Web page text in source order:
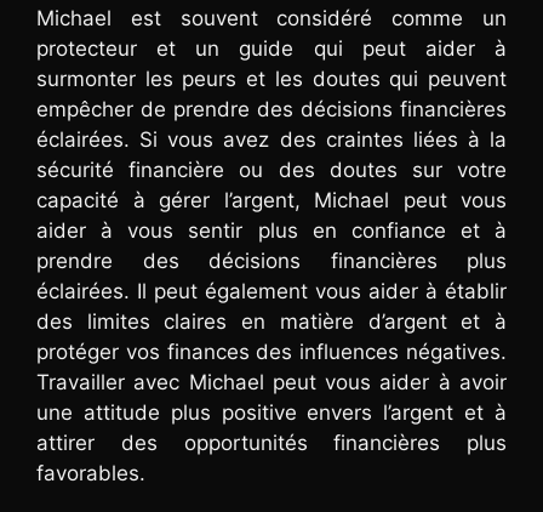
Michael est souvent considéré comme un
protecteur et un guide qui peut aider à
surmonter les peurs et les doutes qui peuvent
empêcher de prendre des décisions financières
éclairées. Si vous avez des craintes liées à la
sécurité financière ou des doutes sur votre
capacité à gérer l’argent, Michael peut vous
aider à vous sentir plus en confiance et à
prendre des décisions financières plus
éclairées. Il peut également vous aider à établir
des limites claires en matière d’argent et à
protéger vos finances des influences négatives.
Travailler avec Michael peut vous aider à avoir
une attitude plus positive envers l’argent et à
attirer des opportunités financières plus
favorables.